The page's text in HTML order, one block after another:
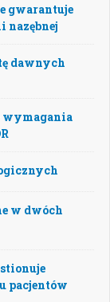
gwarantuje
nazębnej
dawnych
wymagania
w dwóch
pacjentów